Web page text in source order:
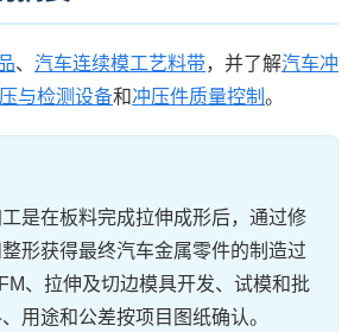
、 汽车连续模工艺料带，并了解汽车冲
与检测设备和冲压件质量控制 。
是在板料完成拉伸成形后，通过修
形获得最终汽车金属零件的制造过
、拉伸及切边模具开发、试模和批
用途和公差按项目图纸确认。